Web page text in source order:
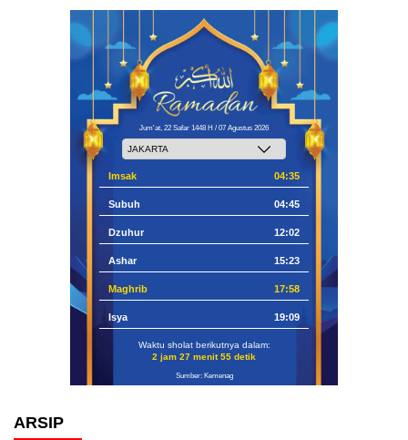
Jum'at, 22 Safar 1448 H / 07 Agustus 2026
Imsak 04:35
Subuh 04:45
Dzuhur 12:02
Ashar 15:23
Maghrib 17:58
Isya 19:09
Waktu sholat berikutnya dalam:
2 jam 27 menit 54 detik
Sumber: Kemenag
ARSIP